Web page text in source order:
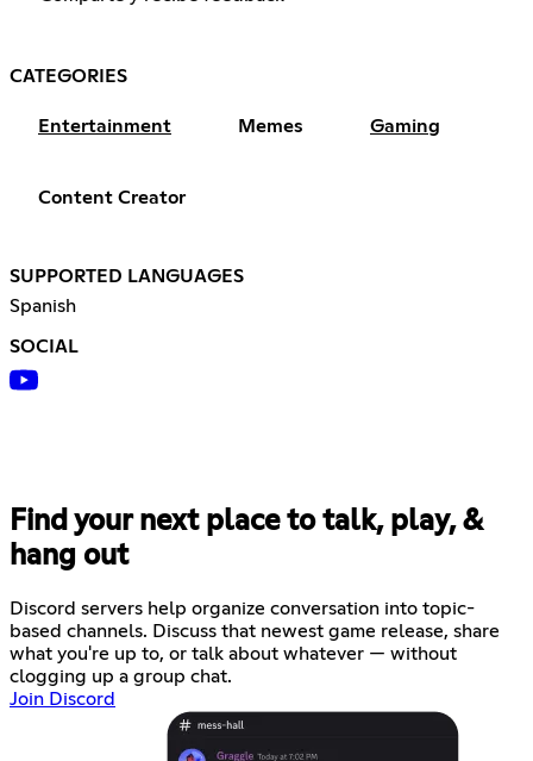
CATEGORIES
Entertainment Memes Gaming
Content Creator
SUPPORTED LANGUAGES
Spanish
SOCIAL
Find your next place to talk, play, &
hang out
Discord servers help organize conversation into topic-
based channels. Discuss that newest game release, share
what you're up to, or talk about whatever — without
clogging up a group chat.
Join Discord